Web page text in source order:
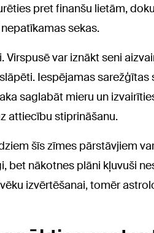
pret finanšu lietām,
sekas.
var iznākt seni
Iespējamas sarežģītas
saglabāt mieru un
attiecību stiprināšanu.
šīs zīmes pārstāvjiem
bet nākotnes plāni kļuvuši
izvērtēšanai, tomēr